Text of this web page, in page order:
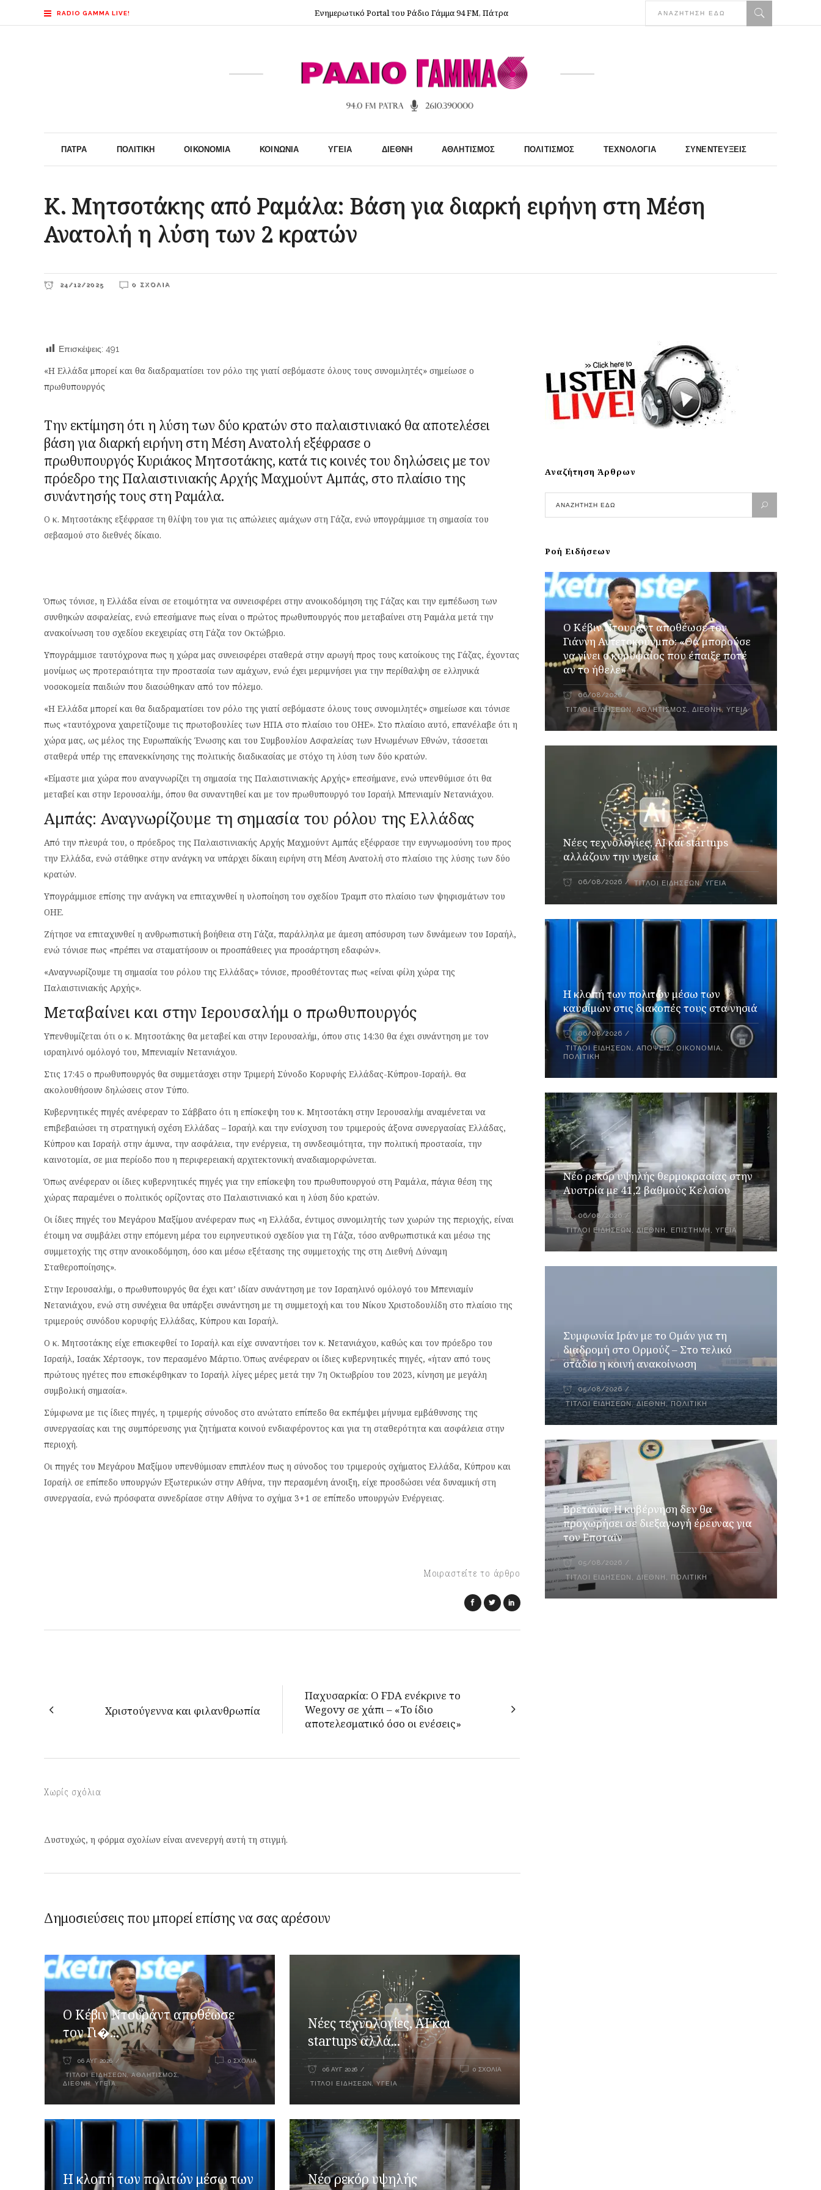
RADIO GAMMA LIVE! Ενημερωτικό Portal του Ράδιο Γάμμα 94 FM, Πάτρα
ΠΆΤΡΑ ΠΟΛΙΤΙΚΉ ΟΙΚΟΝΟΜΊΑ ΚΟΙΝΩΝΊΑ ΥΓΕΊΑ ΔΙΕΘΝΉ ΑΘΛΗΤΙΣΜΌΣ ΠΟΛΙΤΙΣΜΌΣ ΤΕΧΝΟΛΟΓΊΑ ΣΥΝΕΝΤΕΎΞΕΙΣ
Κ. Μητσοτάκης από Ραμάλα: Βάση για διαρκή ειρήνη στη Μέση
Ανατολή η λύση των 2 κρατών
24/12/2025 0 ΣΧΌΛΙΑ
Επισκέψεις: 491
«Η Ελλάδα μπορεί και θα διαδραματίσει τον ρόλο της γιατί σεβόμαστε όλους τους συνομιλητές» σημείωσε ο
πρωθυπουργός
Την εκτίμηση ότι η λύση των δύο κρατών στο παλαιστινιακό θα αποτελέσει
βάση για διαρκή ειρήνη στη Μέση Ανατολή εξέφρασε ο
πρωθυπουργός Κυριάκος Μητσοτάκης, κατά τις κοινές του δηλώσεις με τον
πρόεδρο της Παλαιστινιακής ΑρχήςΜαχμούντ Αμπάς, στο πλαίσιο της
συνάντησής τους στη Ραμάλα.
Ο κ. Μητσοτάκης εξέφρασε τη θλίψη του για τις απώλειες αμάχων στη Γάζα, ενώ υπογράμμισε τη σημασία του
σεβασμού στο διεθνές δίκαιο.
Όπως τόνισε, η Ελλάδα είναι σε ετοιμότητα να συνεισφέρει στην ανοικοδόμηση της Γάζας και την εμπέδωση των
συνθηκών ασφαλείας, ενώ επεσήμανε πως είναι ο πρώτος πρωθυπουργός που μεταβαίνει στη Ραμάλα μετά την
ανακοίνωση του σχεδίου εκεχειρίας στη Γάζα τον Οκτώβριο.
Υπογράμμισε ταυτόχρονα πως η χώρα μας συνεισφέρει σταθερά στην αρωγή προς τους κατοίκους της Γάζας, έχοντας
μονίμως ως προτεραιότητα την προστασία των αμάχων, ενώ έχει μεριμνήσει για την περίθαλψη σε ελληνικά
νοσοκομεία παιδιών που διασώθηκαν από τον πόλεμο.
«Η Ελλάδα μπορεί και θα διαδραματίσει τον ρόλο της γιατί σεβόμαστε όλους τους συνομιλητές» σημείωσε και τόνισε
πως «ταυτόχρονα χαιρετίζουμε τις πρωτοβουλίες των ΗΠΑ στο πλαίσιο του ΟΗΕ». Στο πλαίσιο αυτό, επανέλαβε ότι η
χώρα μας, ως μέλος της Ευρωπαϊκής Ένωσης και του Συμβουλίου Ασφαλείας των Ηνωμένων Εθνών, τάσσεται
σταθερά υπέρ της επανεκκίνησης της πολιτικής διαδικασίας με στόχο τη λύση των δύο κρατών.
«Είμαστε μια χώρα που αναγνωρίζει τη σημασία της Παλαιστινιακής Αρχής» επεσήμανε, ενώ υπενθύμισε ότι θα
μεταβεί και στην Ιερουσαλήμ, όπου θα συναντηθεί και με τον πρωθυπουργό του Ισραήλ Μπενιαμίν Νετανιάχου.
Αμπάς: Αναγνωρίζουμε τη σημασία του ρόλου της Ελλάδας
Από την πλευρά του, ο πρόεδρος της Παλαιστινιακής Αρχής Μαχμούντ Αμπάς εξέφρασε την ευγνωμοσύνη του προς
την Ελλάδα, ενώ στάθηκε στην ανάγκη να υπάρχει δίκαιη ειρήνη στη Μέση Ανατολή στο πλαίσιο της λύσης των δύο
κρατών.
Υπογράμμισε επίσης την ανάγκη να επιταχυνθεί η υλοποίηση του σχεδίου Τραμπ στο πλαίσιο των ψηφισμάτων του
ΟΗΕ.
Ζήτησε να επιταχυνθεί η ανθρωπιστική βοήθεια στη Γάζα, παράλληλα με άμεση απόσυρση των δυνάμεων του Ισραήλ,
ενώ τόνισε πως «πρέπει να σταματήσουν οι προσπάθειες για προσάρτηση εδαφών».
«Αναγνωρίζουμε τη σημασία του ρόλου της Ελλάδας» τόνισε, προσθέτοντας πως «είναι φίλη χώρα της
Παλαιστινιακής Αρχής».
Μεταβαίνει και στην Ιερουσαλήμ ο πρωθυπουργός
Υπενθυμίζεται ότι ο κ. Μητσοτάκης θα μεταβεί και στην Ιερουσαλήμ, όπου στις 14:30 θα έχει συνάντηση με τον
ισραηλινό ομόλογό του, Μπενιαμίν Νετανιάχου.
Στις 17:45 ο πρωθυπουργός θα συμμετάσχει στην Τριμερή Σύνοδο Κορυφής Ελλάδας-Κύπρου-Ισραήλ. Θα
ακολουθήσουν δηλώσεις στον Τύπο.
Κυβερνητικές πηγές ανέφεραν το Σάββατο ότι η επίσκεψη του κ. Μητσοτάκη στην Ιερουσαλήμ αναμένεται να
επιβεβαιώσει τη στρατηγική σχέση Ελλάδας – Ισραήλ και την ενίσχυση του τριμερούς άξονα συνεργασίας Ελλάδας,
Κύπρου και Ισραήλ στην άμυνα, την ασφάλεια, την ενέργεια, τη συνδεσιμότητα, την πολιτική προστασία, την
καινοτομία, σε μια περίοδο που η περιφερειακή αρχιτεκτονική αναδιαμορφώνεται.
Όπως ανέφεραν οι ίδιες κυβερνητικές πηγές για την επίσκεψη του πρωθυπουργού στη Ραμάλα, πάγια θέση της
χώρας παραμένει ο πολιτικός ορίζοντας στο Παλαιστινιακό και η λύση δύο κρατών.
Οι ίδιες πηγές του Μεγάρου Μαξίμου ανέφεραν πως «η Ελλάδα, έντιμος συνομιλητής των χωρών της περιοχής, είναι
έτοιμη να συμβάλει στην επόμενη μέρα του ειρηνευτικού σχεδίου για τη Γάζα, τόσο ανθρωπιστικά και μέσω της
συμμετοχής της στην ανοικοδόμηση, όσο και μέσω εξέτασης της συμμετοχής της στη Διεθνή Δύναμη
Σταθεροποίησης».
Στην Ιερουσαλήμ, ο πρωθυπουργός θα έχει κατ’ ιδίαν συνάντηση με τον Ισραηλινό ομόλογό του Μπενιαμίν
Νετανιάχου, ενώ στη συνέχεια θα υπάρξει συνάντηση με τη συμμετοχή και του Νίκου Χριστοδουλίδη στο πλαίσιο της
τριμερούς συνόδου κορυφής Ελλάδας, Κύπρου και Ισραήλ.
Ο κ. Μητσοτάκης είχε επισκεφθεί το Ισραήλ και είχε συναντήσει τον κ. Νετανιάχου, καθώς και τον πρόεδρο του
Ισραήλ, Ισαάκ Χέρτσογκ, τον περασμένο Μάρτιο. Όπως ανέφεραν οι ίδιες κυβερνητικές πηγές, «ήταν από τους
πρώτους ηγέτες που επισκέφθηκαν το Ισραήλ λίγες μέρες μετά την 7η Οκτωβρίου του 2023, κίνηση με μεγάλη
συμβολική σημασία».
Σύμφωνα με τις ίδιες πηγές, η τριμερής σύνοδος στο ανώτατο επίπεδο θα εκπέμψει μήνυμα εμβάθυνσης της
συνεργασίας και της συμπόρευσης για ζητήματα κοινού ενδιαφέροντος και για τη σταθερότητα και ασφάλεια στην
περιοχή.
Οι πηγές του Μεγάρου Μαξίμου υπενθύμισαν επιπλέον πως η σύνοδος του τριμερούς σχήματος Ελλάδα, Κύπρου και
Ισραήλ σε επίπεδο υπουργών Εξωτερικών στην Αθήνα, την περασμένη άνοιξη, είχε προσδώσει νέα δυναμική στη
συνεργασία, ενώ πρόσφατα συνεδρίασε στην Αθήνα το σχήμα 3+1 σε επίπεδο υπουργών Ενέργειας.
Μοιραστείτε το άρθρο
Χριστούγεννα και φιλανθρωπία
Παχυσαρκία: Ο FDA ενέκρινε το
Wegovy σε χάπι – «Το ίδιο
αποτελεσματικό όσο οι ενέσεις»
Χωρίς σχόλια
Δυστυχώς, η φόρμα σχολίων είναι ανενεργή αυτή τη στιγμή.
Δημοσιεύσεις που μπορεί επίσης να σας αρέσουν
Ο Κέβιν Ντουράντ αποθέωσε
τον Γι�...
06 ΑΥΓ 2026
ΤΊΤΛΟΙ ΕΙΔΉΣΕΩΝ,ΑΘΛΗΤΙΣΜΌΣ,
ΔΙΕΘΝΉ ,ΥΓΕΊΑ
0 ΣΧΌΛΙΑ
Νέες τεχνολογίες, AI και
startups αλλά...
06 ΑΥΓ 2026
ΤΊΤΛΟΙ ΕΙΔΉΣΕΩΝ,ΥΓΕΊΑ
0 ΣΧΌΛΙΑ
Η κλοπή των πολιτών μέσω των
Νέο ρεκόρ υψηλής
Αναζήτηση Άρθρων
Ροή Ειδήσεων
Ο Κέβιν Ντουράντ αποθέωσε τον
Γιάννη Αντετοκούνμπο: «Θα μπορούσε
να γίνει ο κορυφαίος που έπαιξε ποτέ
αν το ήθελε»
06/08/2026
ΤΊΤΛΟΙ ΕΙΔΉΣΕΩΝ ,ΑΘΛΗΤΙΣΜΌΣ,ΔΙΕΘΝΉ,ΥΓΕΊΑ
Νέες τεχνολογίες, AI και startups
αλλάζουν την υγεία
06/08/2026 ΤΊΤΛΟΙ ΕΙΔΉΣΕΩΝ,ΥΓΕΊΑ
Η κλοπή των πολιτών μέσω των
καυσίμων στις διακοπές τους στα νησιά
06/08/2026
ΤΊΤΛΟΙ ΕΙΔΉΣΕΩΝ ,ΑΠΌΨΕΙΣ,ΟΙΚΟΝΟΜΊΑ,
ΠΟΛΙΤΙΚΉ
Νέο ρεκόρ υψηλής θερμοκρασίας στην
Αυστρία με 41,2 βαθμούς Κελσίου
06/08/2026
ΤΊΤΛΟΙ ΕΙΔΉΣΕΩΝ ,ΔΙΕΘΝΉ , ΕΠΙΣΤΉΜΗ ,ΥΓΕΊΑ
Συμφωνία Ιράν με το Ομάν για τη
διαδρομή στο Ορμούζ – Στο τελικό
στάδιο η κοινή ανακοίνωση
05/08/2026
ΤΊΤΛΟΙ ΕΙΔΉΣΕΩΝ,ΔΙΕΘΝΉ,ΠΟΛΙΤΙΚΉ
Βρετανία: Η κυβέρνηση δεν θα
προχωρήσει σε διεξαγωγή έρευνας για
τον Επσταϊν
05/08/2026
ΤΊΤΛΟΙ ΕΙΔΉΣΕΩΝ ,ΔΙΕΘΝΉ , ΠΟΛΙΤΙΚΉ